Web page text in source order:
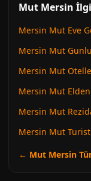
Mut Mersin
Mersin Mut Eve
Mersin Mut
Mersin Mut
Mersin Mut
Mersin Mut
Mersin Mut
← Mut Mersin